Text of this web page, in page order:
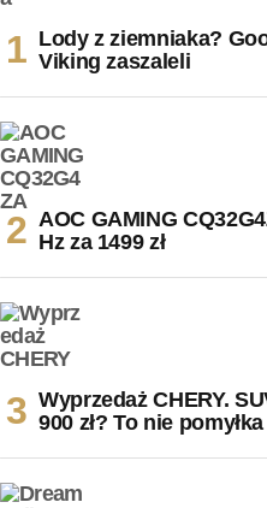
Lody z ziemniaka?
Viking zaszaleli
AOC GAMING
Hz za 1499 zł
Wyprzedaż CHERY.
900 zł? To nie pomyłka